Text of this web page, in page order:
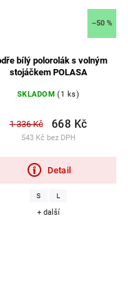
–50 %
bílý polorolák s volným
stojáčkem POLASA
SKLADOM (1 ks)
543 Kč bez DPH
1 336 Kč 668 Kč
Detail
S L
+ další